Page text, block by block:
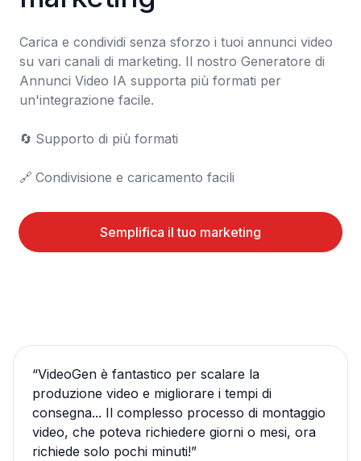
Carica e condividi senza sforzo i tuoi annunci video
su vari canali di marketing. Il nostro Generatore di
Annunci Video IA supporta più formati per
un'integrazione facile.
🔄	Supporto di più formati
🔗	Condivisione e caricamento facili
Semplifica il tuo marketing
“VideoGen è fantastico per scalare la
produzione video e migliorare i tempi di
consegna... Il complesso processo di montaggio
video, che poteva richiedere giorni o mesi, ora
richiede solo pochi minuti!”